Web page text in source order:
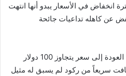
إيذاناً بفترة انخفاض في الأسعار يبدو أنها انتهت
عن كاهله تداعيات جائحة
وحتى وقت قريب كان احتمال العودة إلى سعر يتجاوز 100 دولار
سريعاً من ركود لم يسبق له مثيل